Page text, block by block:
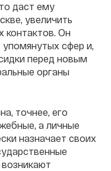
даст ему
увеличить
контактов. Он
сфер и,
перед новым
органы
точнее, его
а личные
назначает своих